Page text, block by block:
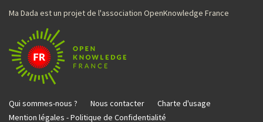
Ma Dada est un projet de l'association OpenKnowledge France
Qui sommes-nous ? Nous contacter
Charte d'usage
Mention légales - Politique de Confidentialité